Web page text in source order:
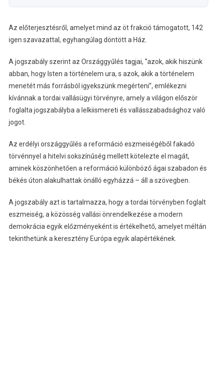
Az előterjesztésről, amelyet mind az öt frakció támogatott, 142
igen szavazattal, egyhangúlag döntött a Ház.
A jogszabály szerint az Országgyűlés tagjai, “azok, akik hiszünk
abban, hogy Isten a történelem ura, s azok, akik a történelem
menetét más forrásból igyekszünk megérteni”, emlékezni
kívánnak a tordai vallásügyi törvényre, amely a világon először
foglalta jogszabályba a lelkiismereti és vallásszabadsághoz való
jogot.
Az erdélyi országgyűlés a reformáció eszmeiségéből fakadó
törvénnyel a hitelvi sokszínűség mellett kötelezte el magát,
aminek köszönhetően a reformáció különböző ágai szabadon és
békés úton alakulhattak önálló egyházzá – áll a szövegben.
A jogszabály azt is tartalmazza, hogy a tordai törvényben foglalt
eszmeiség, a közösség vallási önrendelkezése a modern
demokrácia egyik előzményeként is értékelhető, amelyet méltán
tekinthetünk a keresztény Európa egyik alapértékének.